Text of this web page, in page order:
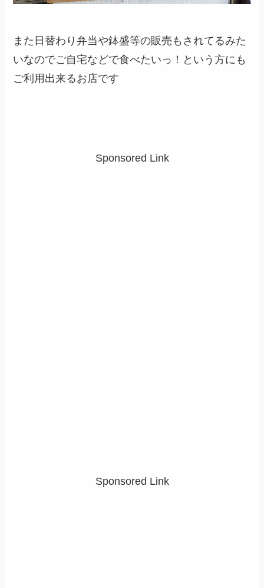
また日替わり弁当や鉢盛等の販売もされてるみた
いなのでご自宅などで食べたいっ！という方にも
ご利用出来るお店です
Sponsored Link
Sponsored Link